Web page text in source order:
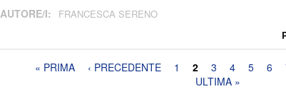
AUTORE/I: FRANCESCA SERENO
Pagine« PRIMA ‹ PRECEDENTE 1 2 3 4 5 6
ULTIMA »